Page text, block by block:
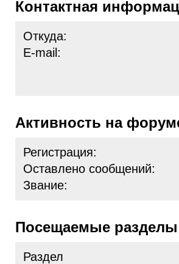
Контактная
Откуда:
E-mail:
Активность на
Регистрация:
Оставлено сообщений:
Звание:
Посещаемые разделы
Раздел